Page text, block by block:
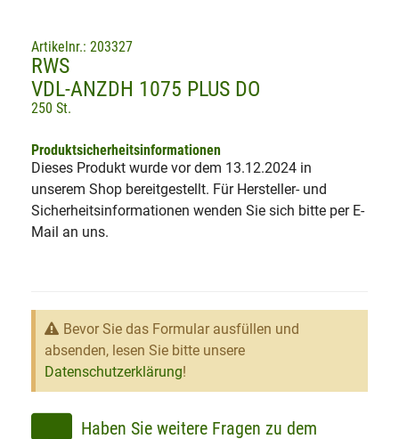
Artikelnr.: 203327
RWS
VDL-ANZDH 1075 PLUS DO
250 St.
Produktsicherheitsinformationen
Dieses Produkt wurde vor dem 13.12.2024 in
unserem Shop bereitgestellt. Für Hersteller- und
Sicherheitsinformationen wenden Sie sich bitte per E-
Mail an uns.
Bevor Sie das Formular ausfüllen und
absenden, lesen Sie bitte unsere
Datenschutzerklärung!
Haben Sie weitere Fragen zu dem